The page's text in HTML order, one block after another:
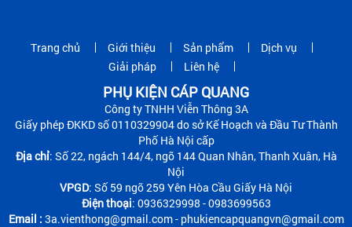
Trang chủ Giới thiệu Sản phẩm
Dịch vụ
Giải pháp
Liên hệ
PHỤ KIỆN CÁP QUANG
Công ty TNHH Viễn Thông 3A
Giấy phép ĐKKD số 0110329904 do sở Kế Hoạch và Đầu Tư Thành
Phố Hà Nội cấp
Địa chỉ: Số 22, ngách 144/4, ngõ 144 Quan Nhân, Thanh Xuân, Hà
Nội
VPGD: Số 59 ngõ 259 Yên Hòa Cầu Giấy Hà Nội
Điện thoại: 0936329998 - 0983699563
Email : 3a.vienthong@gmail.com - phukiencapquangvn@gmail.com